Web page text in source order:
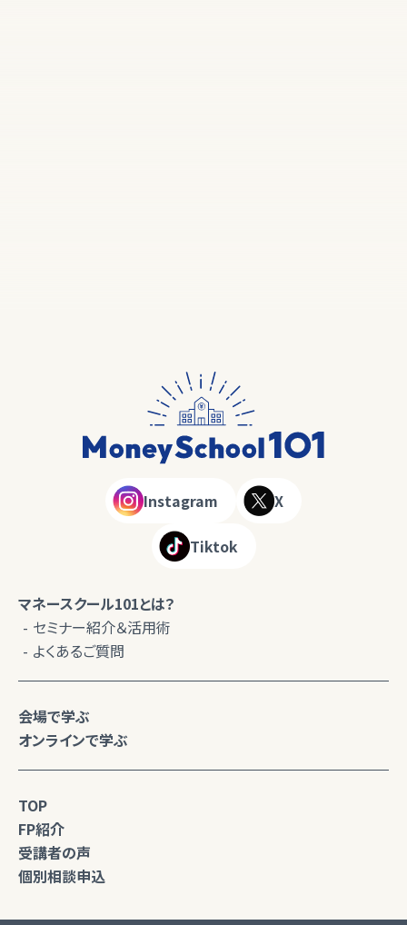
Instagram X
Tiktok
マネースクール101とは？
セミナー紹介＆活用術
よくあるご質問
会場で学ぶ
オンラインで学ぶ
TOP
FP紹介
受講者の声
個別相談申込